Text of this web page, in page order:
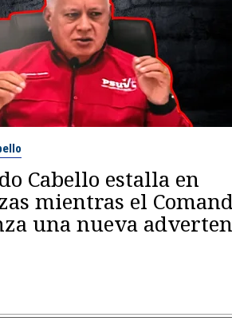
Cabello estalla en
mientras el
una nueva